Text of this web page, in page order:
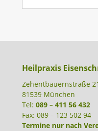
Heilpraxis
Zehentbauernstraße 21
81539 München
Tel: 089 – 411 56 432
Fax: 089 – 123 502 94
Termine nur nach